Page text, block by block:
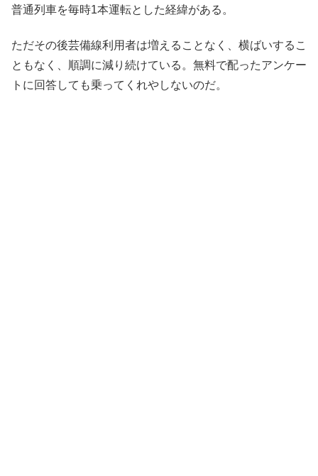
普通列車を毎時1本運転とした経緯がある。
ただその後芸備線利用者は増えることなく、横ばいするこ
ともなく、順調に減り続けている。無料で配ったアンケー
トに回答しても乗ってくれやしないのだ。